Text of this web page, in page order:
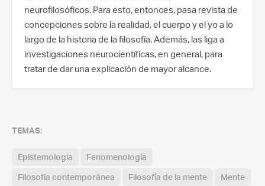
neurofilosóficos. Para esto, entonces, pasa revista de
concepciones sobre la realidad, el cuerpo y el yo a lo
largo de la historia de la filosofía. Además, las liga a
investigaciones neurocientíficas, en general, para
tratar de dar una explicación de mayor alcance.
TEMAS:
Epistemología
Fenomenología
Filosofía contemporánea
Filosofía de la mente
Mente